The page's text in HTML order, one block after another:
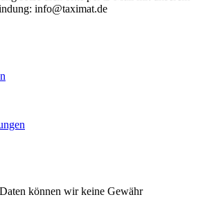
info@taximat.de
können wir keine Gewähr